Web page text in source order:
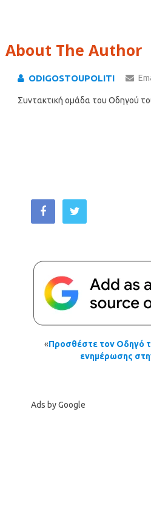
About The Author
ODIGOSTOUPOLITI
Συντακτική ομάδα του Οδηγού
«Προσθέστε τον Οδηγό
ενημέρωσης
Ads by Google